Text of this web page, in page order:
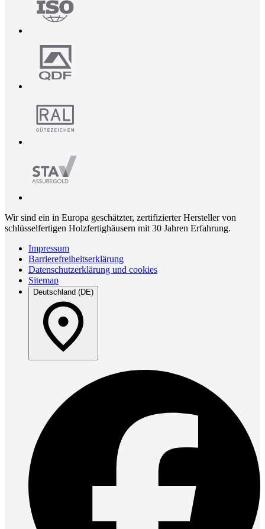
Wir sind ein in Europa geschätzter, zertifizierter Hersteller von
schlüsselfertigen Holzfertighäusern mit 30 Jahren Erfahrung.
Impressum
Barrierefreiheitserklärung
Datenschutzerklärung und cookies
Sitemap
Deutschland (DE)